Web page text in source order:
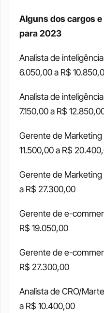
Alguns dos cargos e
para 2023
Analista de
6.050,00 a R$
Analista de
7.150,00 a R$
Gerente de Marketing
11.500,00 a R$
Gerente de Marketing
a R$ 27.300,00
Gerente de e-
R$ 19.050,00
Gerente de e-
R$ 27.300,00
Analista de CRO/
a R$ 10.400,00